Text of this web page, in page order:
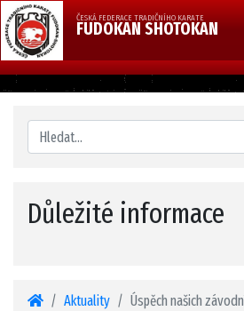
ČESKÁ FEDERACE TRADIČNÍHO KARATE
FUDOKAN SHOTOKAN
Důležité informace
Aktuality Úspěch našich